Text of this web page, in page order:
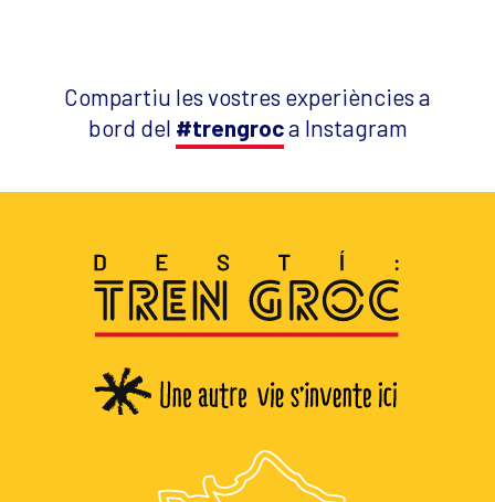
Compartiu les vostres experiències a
bord del #trengroca Instagram